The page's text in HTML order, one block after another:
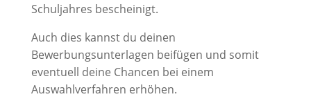
Schuljahres bescheinigt.
Auch dies kannst du deinen
Bewerbungsunterlagen beifügen und somit
eventuell deine Chancen bei einem
Auswahlverfahren erhöhen.